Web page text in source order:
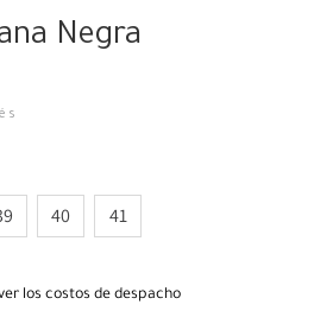
Negra
40 41
los costos de despacho